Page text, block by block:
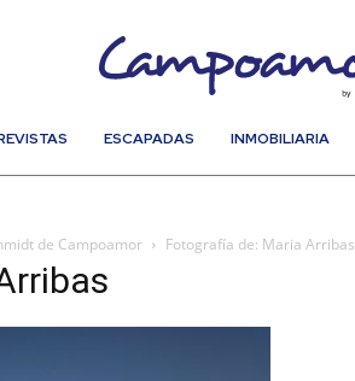
ESCAPADAS INMOBILIARIA
de Campoamor Fotografía de: Maria Arribas